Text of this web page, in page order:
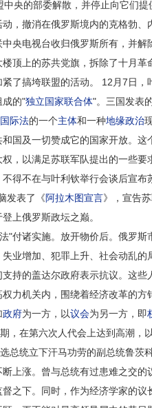
央的部委解散，并停止向它们
，撤消在俄罗斯境内的克格勃
央电视台收归俄罗斯所有，并解
顶上的苏共党旗，拆除了十月革
搞垮联盟的活动。 12月7日，
成的"独立国家联合体"。三国发表
国际法的一个主体和一种地缘政治
国及一切赞成它的国家开放。
，以满足苏联军队提出的一些
不得不在与叶利钦举行会谈后宣
发表了《阿拉木图宣言》，宣告
上俄罗斯政坛之巅。
诸实施。放开物价后。俄罗斯
业增加、犯罪上升、社会动乱
持的盖达尔政府表示抗议。这
力机关内，围绕着经济改革的
政府为一方，以议会为另一方，即
在第六次人代会上达到高潮，以
统立下汗马功劳的副总统鲁茨
上涨。曾与总统有过患难之交
之下。同时，作为经济学家的